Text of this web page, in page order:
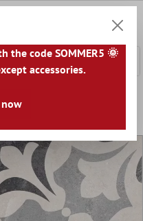
Cesta
Aspecto
18,6x18,6cm
the code SOMMER5 🌞
accessories.